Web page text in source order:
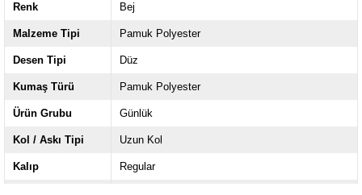
Renk Bej
Malzeme Tipi Pamuk Polyester
Desen Tipi Düz
Kumaş Türü Pamuk Polyester
Ürün Grubu Günlük
Kol / Askı Tipi Uzun Kol
Kalıp Regular